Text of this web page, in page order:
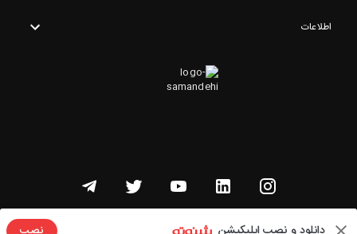
اطلاعات
تمامی حقوق این وبسایت متعلق به شنوتو است